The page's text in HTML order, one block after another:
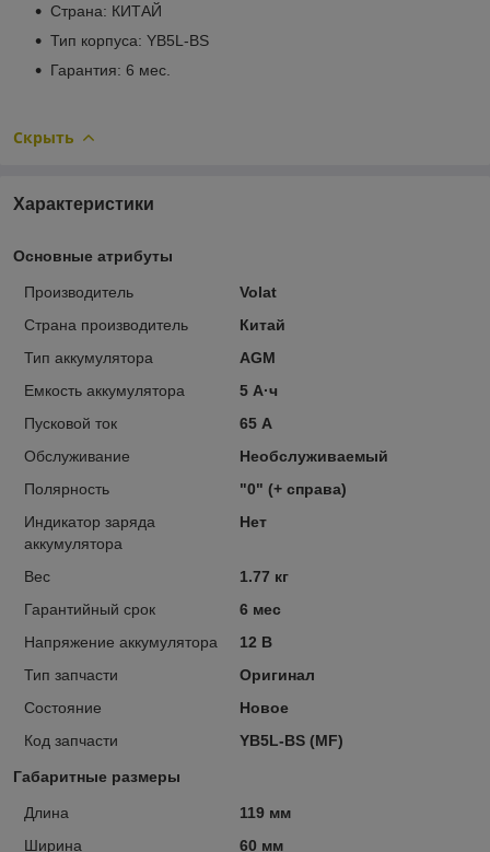
Cтрана: КИТАЙ
Тип корпуса: YB5L-BS
Гарантия: 6 мес.
Скрыть
Характеристики
Основные атрибуты
Производитель
Volat
Страна производитель
Китай
Тип аккумулятора
AGM
Емкость аккумулятора
5 А·ч
Пусковой ток
65 А
Обслуживание
Необслуживаемый
Полярность
"0" (+ справа)
Индикатор заряда
аккумулятора
Нет
Вес
1.77 кг
Гарантийный срок
6 мес
Напряжение аккумулятора
12 В
Тип запчасти
Оригинал
Состояние
Новое
Код запчасти
YB5L-BS (MF)
Габаритные размеры
Длина
119 мм
Ширина
60 мм